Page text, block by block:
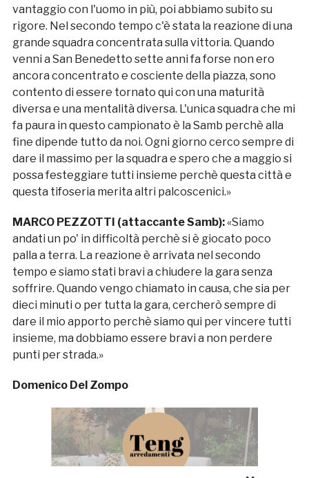
vantaggio con l'uomo in più, poi abbiamo subito su
rigore. Nel secondo tempo c'è stata la reazione di una
grande squadra concentrata sulla vittoria. Quando
venni a San Benedetto sette anni fa forse non ero
ancora concentrato e cosciente della piazza, sono
contento di essere tornato qui con una maturità
diversa e una mentalità diversa. L'unica squadra che mi
fa paura in questo campionato è la Samb perchè alla
fine dipende tutto da noi. Ogni giorno cerco sempre di
dare il massimo per la squadra e spero che a maggio si
possa festeggiare tutti insieme perchè questa città e
questa tifoseria merita altri palcoscenici.»
MARCO PEZZOTTI (attaccante Samb):«Siamo
andati un po' in difficoltà perchè si è giocato poco
palla a terra. La reazione è arrivata nel secondo
tempo e siamo stati bravi a chiudere la gara senza
soffrire. Quando vengo chiamato in causa, che sia per
dieci minuti o per tutta la gara, cercherò sempre di
dare il mio apporto perchè siamo qui per vincere tutti
insieme, ma dobbiamo essere bravi a non perdere
punti per strada.»
Domenico Del Zompo